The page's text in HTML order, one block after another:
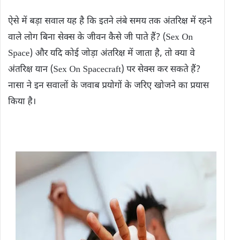
ऐसे में बड़ा सवाल यह है कि इतने लंबे समय तक अंतरिक्ष में रहने
वाले लोग बिना सेक्स के जीवन कैसे जी पाते हैं? (Sex On
Space) और यदि कोई जोड़ा अंतरिक्ष में जाता है, तो क्या वे
अंतरिक्ष यान (Sex On Spacecraft) पर सेक्स कर सकते हैं?
नासा ने इन सवालों के जवाब प्रयोगों के जरिए खोजने का प्रयास
किया है।